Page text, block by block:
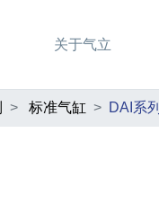
关于气立
标准气缸 DAI系列